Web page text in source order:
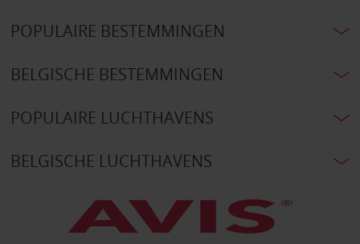
POPULAIRE BESTEMMINGEN
BELGISCHE BESTEMMINGEN
POPULAIRE LUCHTHAVENS
BELGISCHE LUCHTHAVENS